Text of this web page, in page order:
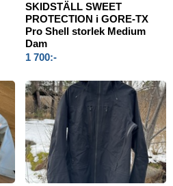
SKIDSTÄLL SWEET
PROTECTION i GORE-TX
Pro Shell storlek Medium
Dam
1 700:-